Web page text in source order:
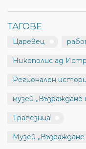
ТАГОВЕ
Царевец
Никополис ад
Регионален
музей
Трапезица
Музей